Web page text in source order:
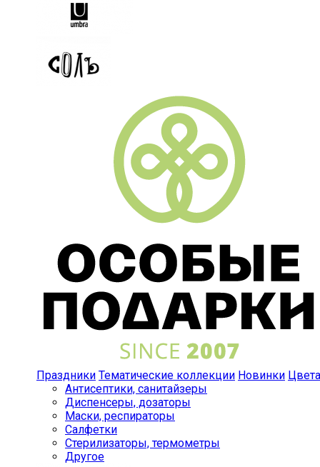
Праздники Тематические коллекции Новинки Цвета
Антисептики, санитайзеры
Диспенсеры, дозаторы
Маски, респираторы
Салфетки
Стерилизаторы, термометры
Другое